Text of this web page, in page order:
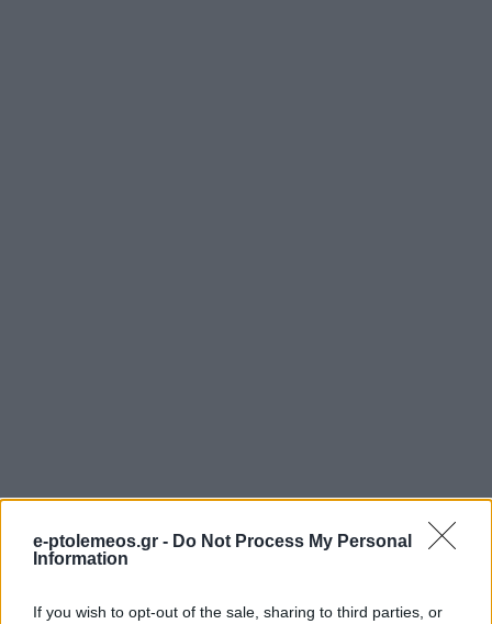
e-ptolemeos.gr - Do Not Process My Personal
Information
If you wish to opt-out of the sale, sharing to third parties, or